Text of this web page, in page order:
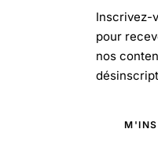
Inscrivez-
pour
nos